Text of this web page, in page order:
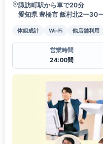
諏訪町駅から車で20分
愛知県 豊橋市 飯村北2ー30
体組成計 Wi-Fi 他店舗利用
営業時間
24:00間